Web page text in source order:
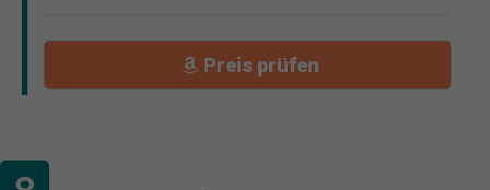
Preis prüfen